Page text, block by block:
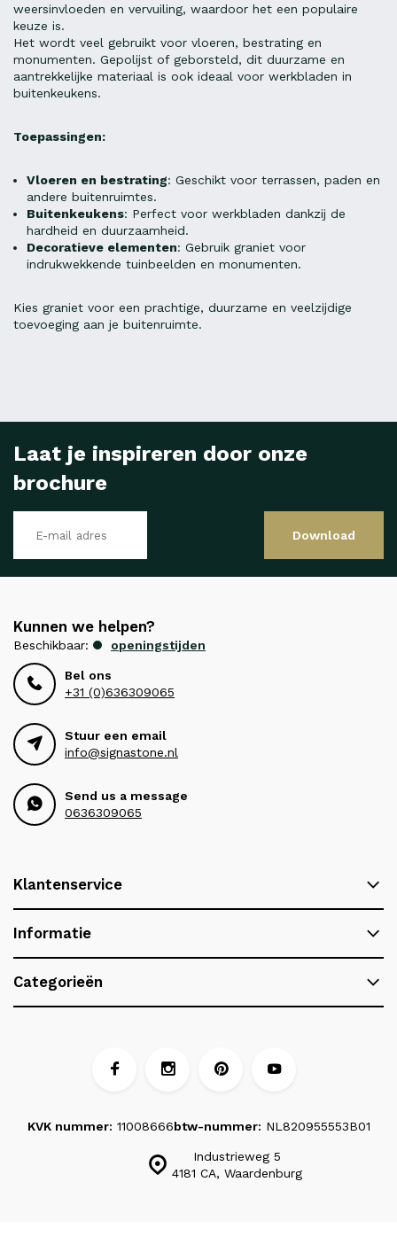
weersinvloeden en vervuiling, waardoor het een populaire
keuze is.
Het wordt veel gebruikt voor vloeren, bestrating en
monumenten. Gepolijst of geborsteld, dit duurzame en
aantrekkelijke materiaal is ook ideaal voor werkbladen in
buitenkeukens.
Toepassingen:
Vloeren en bestrating: Geschikt voor terrassen, paden en
andere buitenruimtes.
Buitenkeukens: Perfect voor werkbladen dankzij de
hardheid en duurzaamheid.
Decoratieve elementen: Gebruik graniet voor
indrukwekkende tuinbeelden en monumenten.
Kies graniet voor een prachtige, duurzame en veelzijdige
toevoeging aan je buitenruimte.
Laat je inspireren door onze
brochure
Download
Kunnen we helpen?
Beschikbaar: openingstijden
Bel ons
+31 (0)636309065
Stuur een email
info@signastone.nl
Send us a message
0636309065
Klantenservice
Informatie
Categorieën
Industrieweg 5
4181 CA, Waardenburg
KVK nummer: 11008666btw-nummer: NL820955553B01